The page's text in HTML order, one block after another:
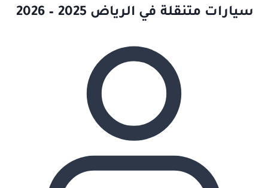
سيارات متنقلة في الرياض 2025 – 2026